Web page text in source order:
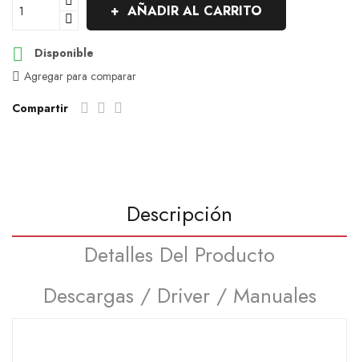
AÑADIR AL CARRITO

Disponible
Agregar para comparar
Compartir
Descripción
Detalles Del Producto
Descargas / Driver / Manuales